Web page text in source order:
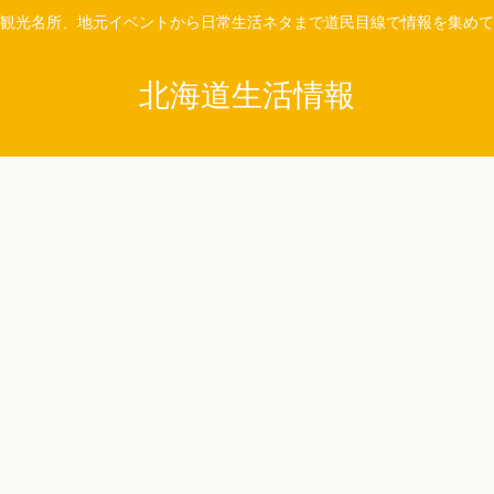
光名所、地元イベントから日常生活ネタまで道民目線で情報を集め
北海道生活情報